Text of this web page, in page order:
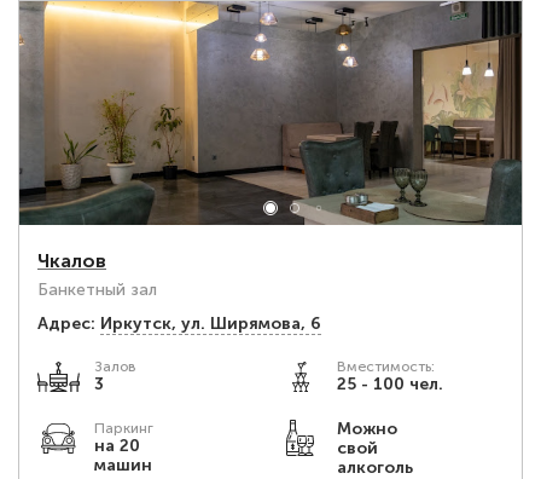
Чкалов
Банкетный зал
Адрес: Иркутск, ул. Ширямова, 6
Залов
3
Вместимость:
25 - 100 чел.
Паркинг
на 20
машин
Можно
свой
алкоголь